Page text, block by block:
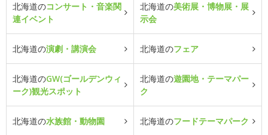
北海道のコンサート・音楽関
連イベント
北海道の美術展・博物展・展
示会
北海道の演劇・講演会 北海道のフェア
北海道のGW(ゴールデンウィ
ーク)観光スポット
北海道の遊園地・テーマパー
ク
北海道の水族館・動物園 北海道のフードテーマパーク